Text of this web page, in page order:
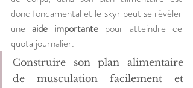
donc fondamental et le skyr peut se révéler
une aide importante pour atteindre ce
quota journalier.
Construire son plan alimentaire
de musculation facilement et